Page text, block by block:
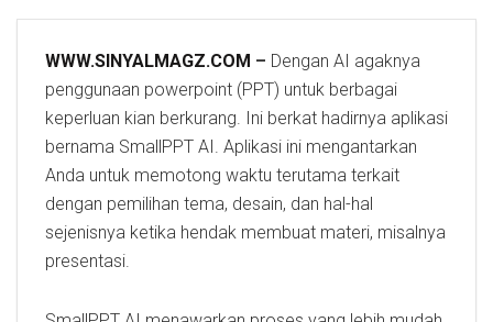
WWW.SINYALMAGZ.COM – Dengan AI agaknya
penggunaan powerpoint (PPT) untuk berbagai
keperluan kian berkurang. Ini berkat hadirnya aplikasi
bernama SmallPPT AI. Aplikasi ini mengantarkan
Anda untuk memotong waktu terutama terkait
dengan pemilihan tema, desain, dan hal-hal
sejenisnya ketika hendak membuat materi, misalnya
presentasi.